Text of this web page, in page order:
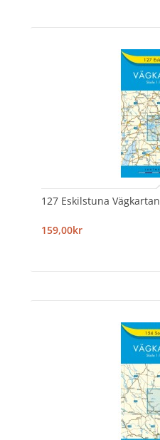
127 Eskilstuna Vägkartan
159,00kr